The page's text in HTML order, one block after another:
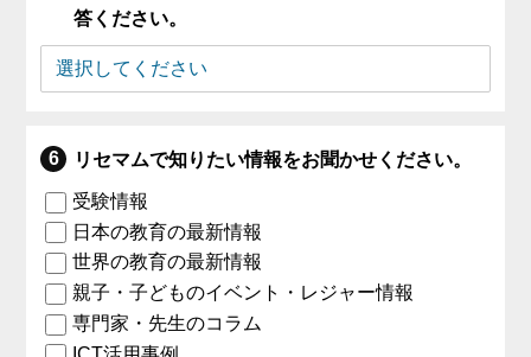
答ください。
リセマムで知りたい情報をお聞かせください。
受験情報
日本の教育の最新情報
世界の教育の最新情報
親子・子どものイベント・レジャー情報
専門家・先生のコラム